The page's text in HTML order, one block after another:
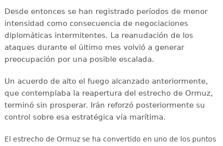
Desde entonces se han registrado períodos de menor
intensidad como consecuencia de negociaciones
diplomáticas intermitentes. La reanudación de los
ataques durante el último mes volvió a generar
preocupación por una posible escalada.
Un acuerdo de alto el fuego alcanzado anteriormente,
que contemplaba la reapertura del estrecho de Ormuz,
terminó sin prosperar. Irán reforzó posteriormente su
control sobre esa estratégica vía marítima.
El estrecho de Ormuz se ha convertido en uno de los puntos